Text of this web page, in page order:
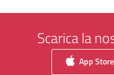
Scarica la
App Store